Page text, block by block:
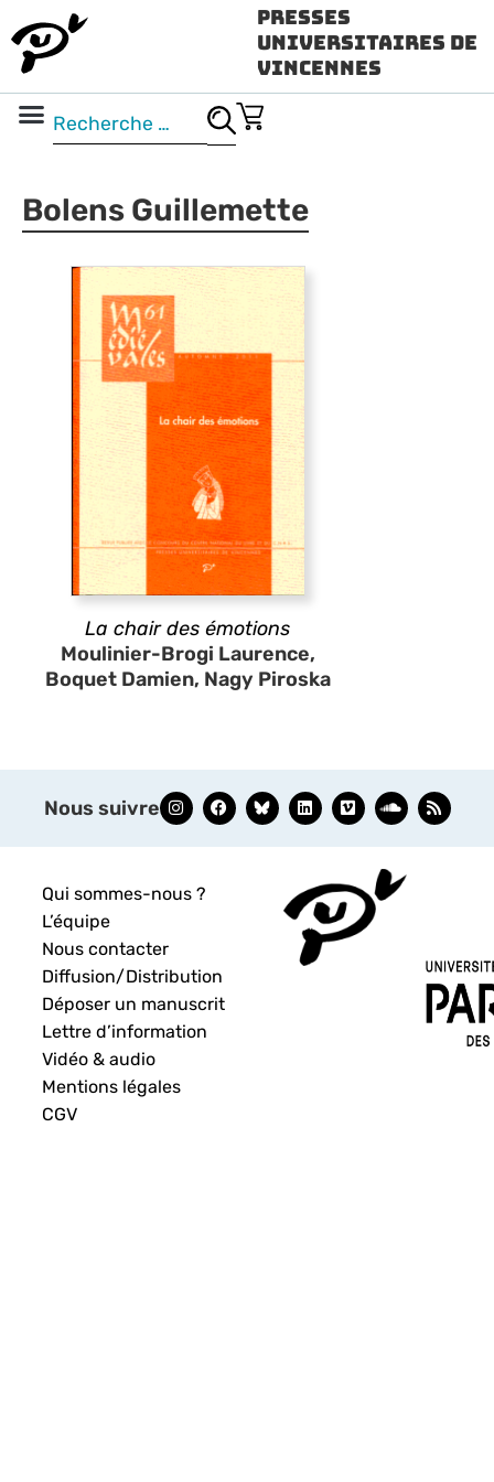
Presses
Universitaires de
Vincennes
Bolens Guillemette
La chair des émotions
Moulinier-Brogi Laurence,
Boquet Damien, Nagy Piroska
Nous suivre
Qui sommes-nous ?
L’équipe
Nous contacter
Diffusion/Distribution
Déposer un manuscrit
Lettre d’information
Vidéo & audio
Mentions légales
CGV